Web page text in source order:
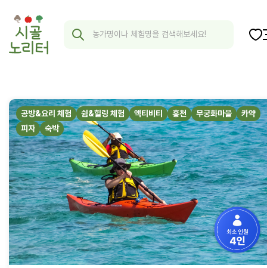
공방&요리 체험 쉼&힐링 체험 액티비티 홍천 무궁화마을
카약
피자
숙박